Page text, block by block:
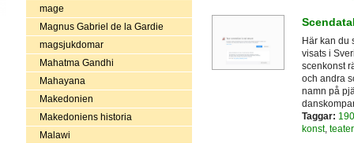
mage
Magnus Gabriel de la Gardie
magsjukdomar
Mahatma Gandhi
Mahayana
Makedonien
Makedoniens historia
Malawi
Här kan du
visats i
scenkonst
och andra
namn på
Taggar:
konst, teater